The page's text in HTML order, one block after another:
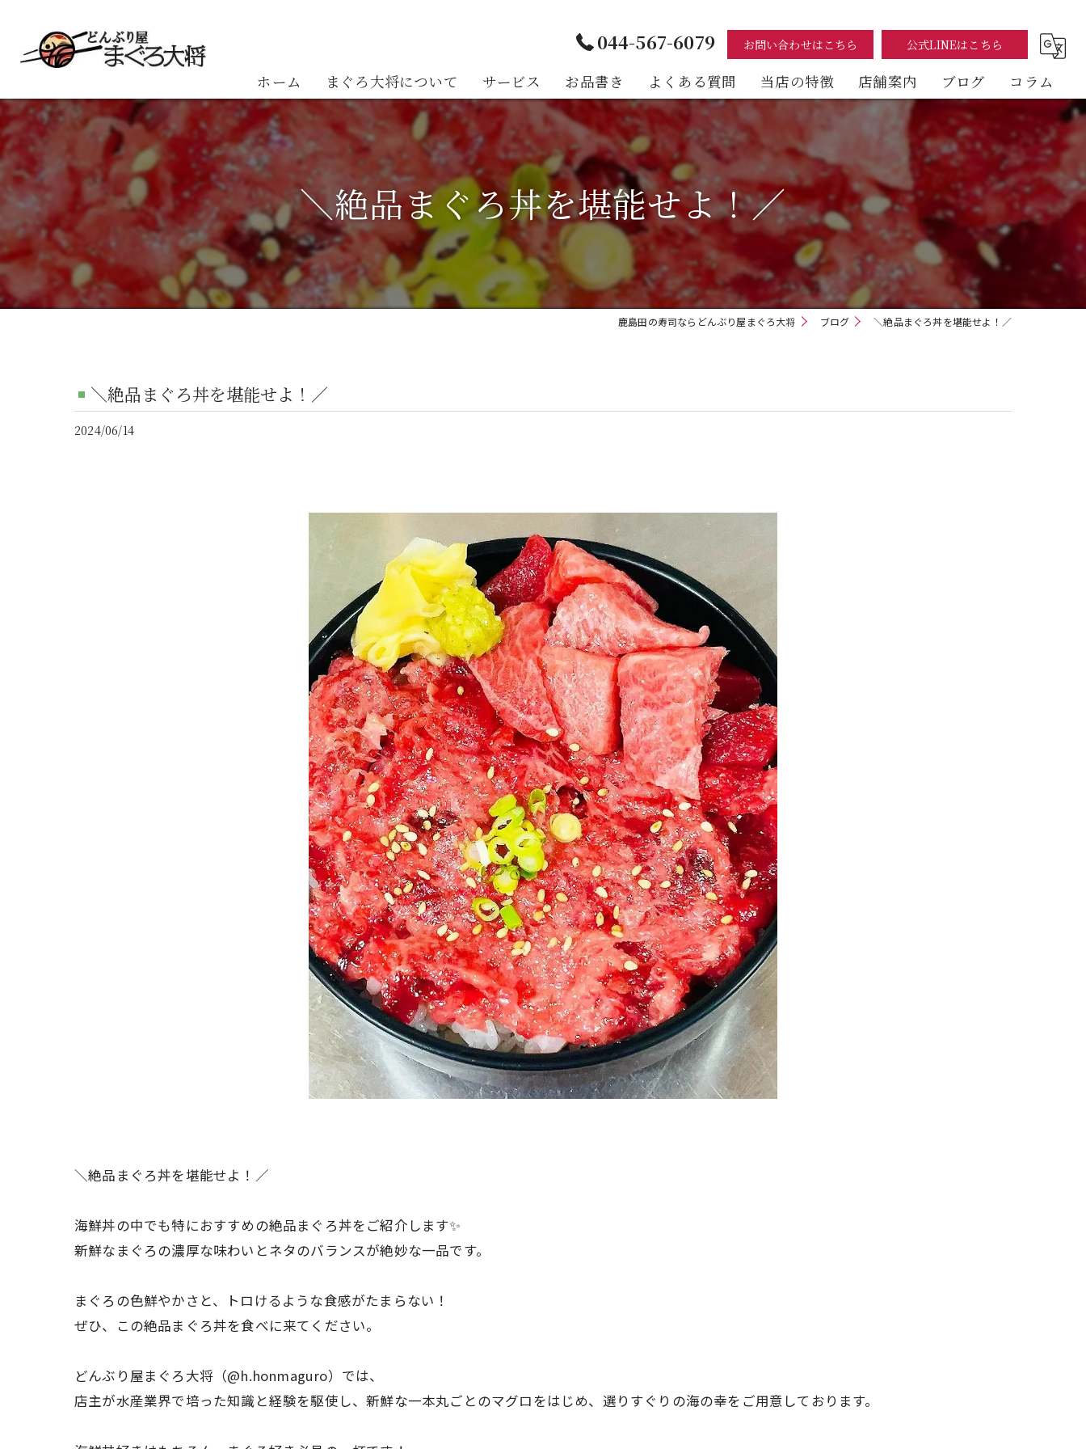
044-567-6079 お問い合わせはこちら 公式LINEはこちら
ホーム まぐろ大将について
お客様の声
サービス お品書き よくある質問 当店の特徴
海鮮丼
テイクアウト
イートイン
デリバリー
店舗案内 ブログ コラム
＼絶品まぐろ丼を堪能せよ！／
鹿島田の寿司ならどんぶり屋まぐろ大将 ブログ ＼絶品まぐろ丼を堪能せよ！／
＼絶品まぐろ丼を堪能せよ！／
2024/06/14
＼絶品まぐろ丼を堪能せよ！／
海鮮丼の中でも特におすすめの絶品まぐろ丼をご紹介します✨
新鮮なまぐろの濃厚な味わいとネタのバランスが絶妙な一品です。
まぐろの色鮮やかさと、トロけるような食感がたまらない！
ぜひ、この絶品まぐろ丼を食べに来てください。
どんぶり屋まぐろ大将（@h.honmaguro）では、
店主が水産業界で培った知識と経験を駆使し、新鮮な一本丸ごとのマグロをはじめ、選りすぐりの海の幸をご用意しております。